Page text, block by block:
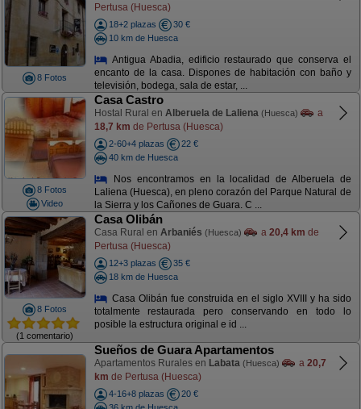
8 Fotos
Pertusa (Huesca)
18+2 plazas
30 €
10 km de Huesca
Antigua Abadia, edificio restaurado que conserva el
encanto de la casa. Dispones de habitación con baño y
televisión, bodega, sala de estar, ...
8 Fotos
Video
Casa Castro
Hostal Rural en Alberuela de Laliena (Huesca)
a
18,7 km de Pertusa (Huesca)
2-60+4 plazas
22 €
40 km de Huesca
Nos encontramos en la localidad de Alberuela de
Laliena (Huesca), en pleno corazón del Parque Natural de
la Sierra y los Cañones de Guara. C ...
8 Fotos
(1 comentario)
Casa Olibán
Casa Rural en Arbaniés (Huesca) a 20,4 km de
Pertusa (Huesca)
12+3 plazas
35 €
18 km de Huesca
Casa Olibán fue construida en el siglo XVIII y ha sido
totalmente restaurada pero conservando en todo lo
posible la estructura original e id ...
Sueños de Guara Apartamentos
Apartamentos Rurales en Labata (Huesca) a 20,7
km de Pertusa (Huesca)
4-16+8 plazas
20 €